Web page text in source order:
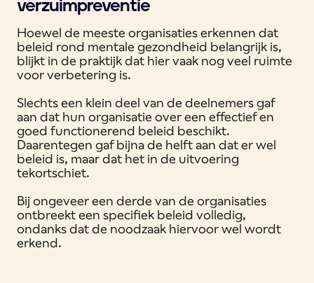
verzuimpreventie
Hoewel de meeste organisaties erkennen dat
beleid rond mentale gezondheid belangrijk is,
blijkt in de praktijk dat hier vaak nog veel ruimte
voor verbetering is.
Slechts een klein deel van de deelnemers gaf
aan dat hun organisatie over een effectief en
goed functionerend beleid beschikt.
Daarentegen gaf bijna de helft aan dat er wel
beleid is, maar dat het in de uitvoering
tekortschiet.
Bij ongeveer een derde van de organisaties
ontbreekt een specifiek beleid volledig,
ondanks dat de noodzaak hiervoor wel wordt
erkend.